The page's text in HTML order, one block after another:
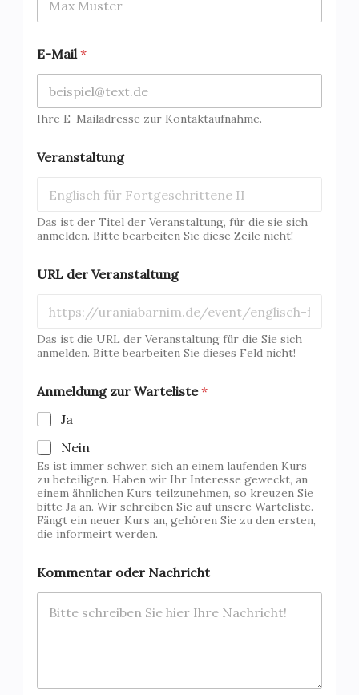
E-Mail*
Ihre E-Mailadresse zur Kontaktaufnahme.
Veranstaltung
Das ist der Titel der Veranstaltung, für die sie sich
anmelden. Bitte bearbeiten Sie diese Zeile nicht!
a
a
m
z
u
r
*
URL der Veranstaltung
Das ist die URL der Veranstaltung für die Sie sich
anmelden. Bitte bearbeiten Sie dieses Feld nicht!
Anmeldung zur Warteliste*
Ja
Nein
Es ist immer schwer, sich an einem laufenden Kurs
zu beteiligen. Haben wir Ihr Interesse geweckt, an
einem ähnlichen Kurs teilzunehmen, so kreuzen Sie
bitte Ja an. Wir schreiben Sie auf unsere Warteliste.
Fängt ein neuer Kurs an, gehören Sie zu den ersten,
die informeirt werden.
Kommentar oder Nachricht